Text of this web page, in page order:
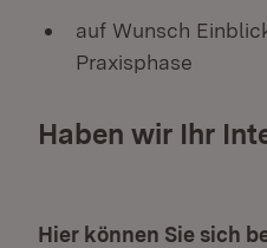
auf Wunsch
Praxisphase
Haben wir Ihr
Hier können Sie sich